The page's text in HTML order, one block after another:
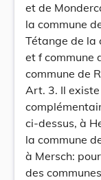
et de
la commune
Tétange de la
et f commune
commune de
Art. 3. Il existe
ci-dessus, à
la commune
à Mersch:
des